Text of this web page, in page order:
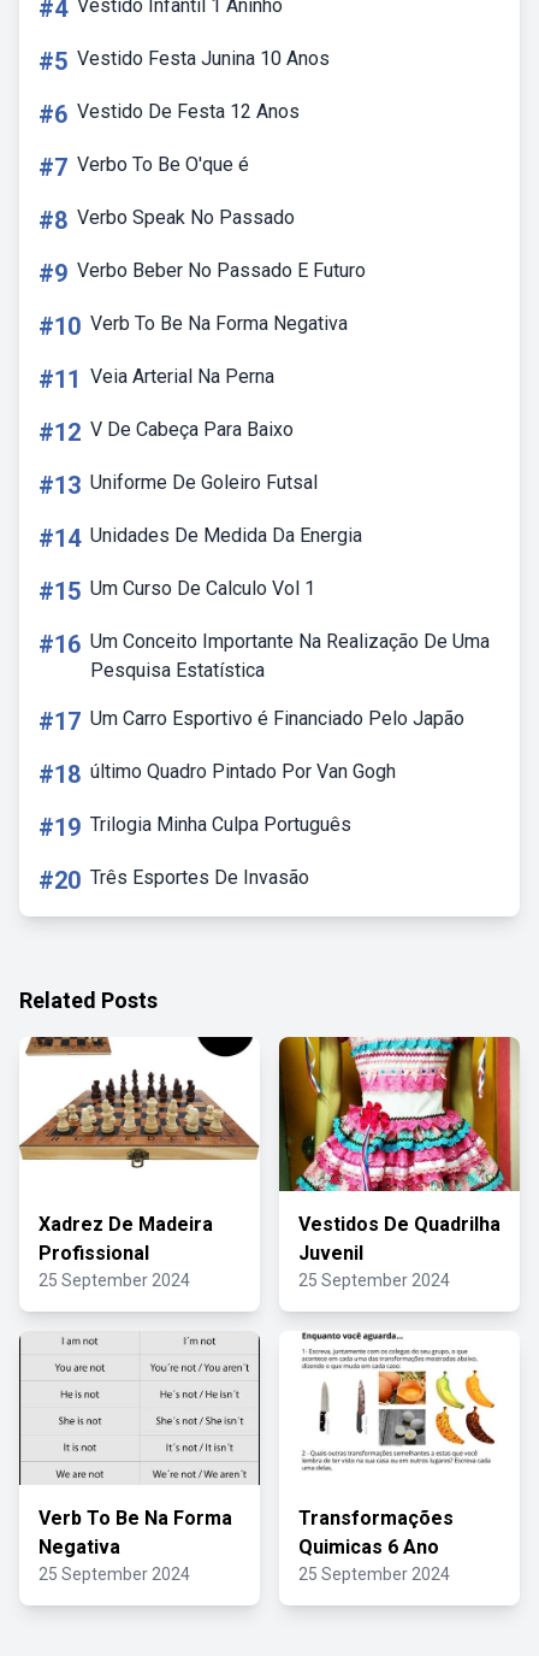
#4 Vestido Infantil 1 Aninho
#5 Vestido Festa Junina 10 Anos
#6 Vestido De Festa 12 Anos
#7 Verbo To Be O'que é
#8 Verbo Speak No Passado
#9 Verbo Beber No Passado E Futuro
#10 Verb To Be Na Forma Negativa
#11 Veia Arterial Na Perna
#12 V De Cabeça Para Baixo
#13 Uniforme De Goleiro Futsal
#14 Unidades De Medida Da Energia
#15 Um Curso De Calculo Vol 1
#16 Um Conceito Importante Na Realização De Uma
Pesquisa Estatística
#17 Um Carro Esportivo é Financiado Pelo Japão
#18 último Quadro Pintado Por Van Gogh
#19 Trilogia Minha Culpa Português
#20 Três Esportes De Invasão
Related Posts
Xadrez De Madeira
Profissional
25 September 2024
Vestidos De Quadrilha
Juvenil
25 September 2024
Verb To Be Na Forma
Negativa
25 September 2024
Transformações
Quimicas 6 Ano
25 September 2024